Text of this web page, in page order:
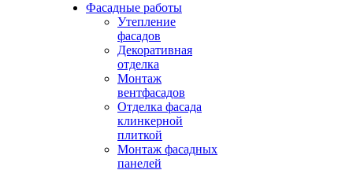
Фасадные работы
Утепление
фасадов
Декоративная
отделка
Монтаж
вентфасадов
Отделка фасада
клинкерной
плиткой
Монтаж фасадных
панелей